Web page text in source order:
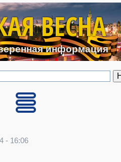
Перейти к основному
ВЕСНА
информация
- 16:06